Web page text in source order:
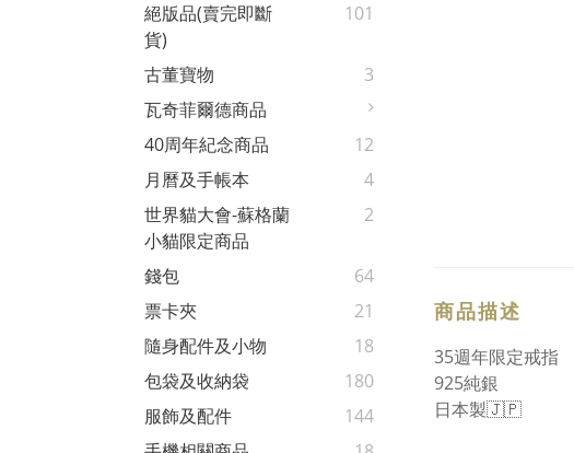
絕版品(賣完即斷
貨)
101
古董寶物
3
瓦奇菲爾德商品
40周年紀念商品
12
月曆及手帳本
4
世界貓大會-蘇格蘭
小貓限定商品
2
錢包
64
票卡夾
21
隨身配件及小物
18
包袋及收納袋
180
服飾及配件
144
商品描述
35週年限定戒指
925純銀
日本製🇯🇵